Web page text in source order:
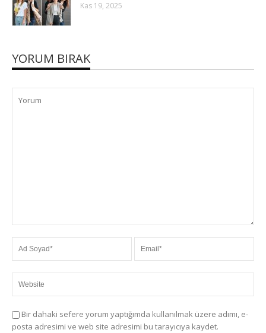
Kas 19, 2025
YORUM BIRAK
Bir dahaki sefere yorum yaptığımda kullanılmak üzere adımı, e-
posta adresimi ve web site adresimi bu tarayıcıya kaydet.